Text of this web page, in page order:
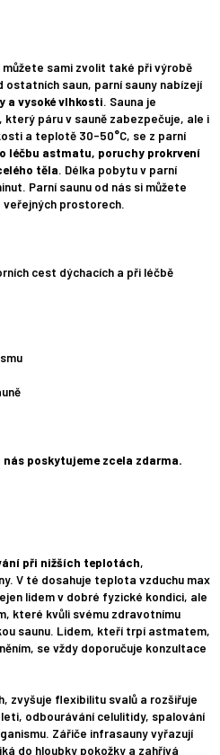
můžete sami zvolit také při výrobě
ostatních saun, parní sauny nabízejí
a vysoké vlhkosti. Sauna je
, který páru v sauně zabezpečuje, ale i
a teplotě 30-50°C, se z parní
léčbu astmatu, poruchy prokrvení
těla. Délka pobytu v parní
Parní saunu od nás si můžete
prostorech.
cest dýchacích a při léčbě
poskytujeme zcela zdarma.
při nižších teplotách,
V té dosahuje teplota vzduchu max
lidem v dobré fyzické kondici, ale
které kvůli svému zdravotnímu
saunu. Lidem, kteří trpí astmatem,
se vždy doporučuje konzultace
zvyšuje flexibilitu svalů a rozšiřuje
odbourávání celulitidy, spalování
Zářiče infrasauny vyřazují
do hloubky pokožky a zahřívá